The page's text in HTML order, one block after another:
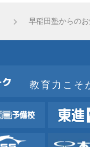
早稲田塾からの
教育力こそ